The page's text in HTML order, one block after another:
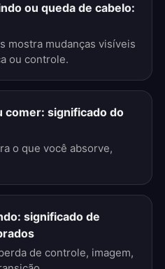
ou queda de cabelo:
mostra mudanças visíveis
ou controle.
comer: significado do
o que você absorve,
significado de
de controle, imagem,